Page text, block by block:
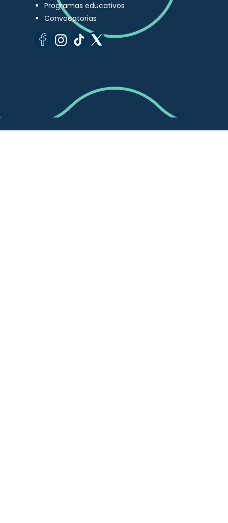
Programas educativos
Convocatorias